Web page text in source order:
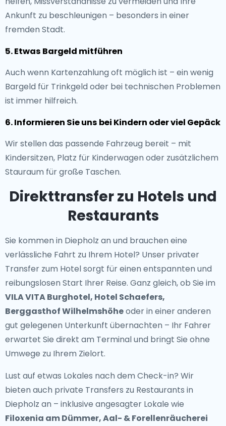
Ankunft zu beschleunigen – besonders in einer
fremden Stadt.
5. Etwas Bargeld mitführen
Auch wenn Kartenzahlung oft möglich ist – ein wenig
Bargeld für Trinkgeld oder bei technischen Problemen
ist immer hilfreich.
6. Informieren Sie uns bei Kindern oder viel Gepäck
Wir stellen das passende Fahrzeug bereit – mit
Kindersitzen, Platz für Kinderwagen oder zusätzlichem
Stauraum für große Taschen.
Direkttransfer zu Hotels und
Restaurants
Sie kommen in Diepholz an und brauchen eine
verlässliche Fahrt zu Ihrem Hotel? Unser privater
Transfer zum Hotelsorgt für einen entspannten und
reibungslosen Start Ihrer Reise. Ganz gleich, ob Sie im
VILA VITA Burghotel, Hotel Schaefers,
Berggasthof Wilhelmshöheoder in einer anderen
gut gelegenen Unterkunft übernachten – Ihr Fahrer
erwartet Sie direkt am Terminal und bringt Sie ohne
Umwege zu Ihrem Zielort.
Lust auf etwas Lokales nach dem Check-in? Wir
bieten auch private Transfers zu Restaurants in
Diepholz an – inklusive angesagter Lokale wie
Filoxenia am Dümmer, Aal- & Forellenräucherei